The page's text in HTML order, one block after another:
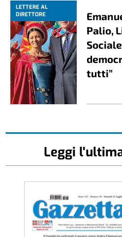
LETTERE AL
DIRETTORE
Palio,
tutti”
Leggi